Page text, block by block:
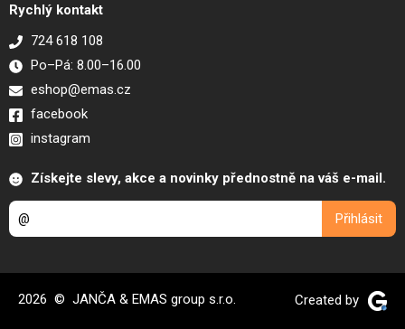
Rychlý kontakt
724 618 108
Po–Pá: 8.00–16.00
eshop@emas.cz
facebook
instagram
Získejte slevy, akce a novinky přednostně na váš e-mail.
2026 © JANČA & EMAS group s.r.o. Created by